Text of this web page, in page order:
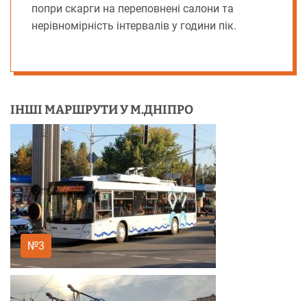
попри скарги на переповнені салони та
нерівномірність інтервалів у години пік.
ІНШІ МАРШРУТИ У М.ДНІПРО
№3